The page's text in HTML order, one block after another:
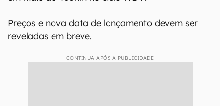
Preços e nova data de lançamento devem ser
reveladas em breve.
CONTINUA APÓS A PUBLICIDADE